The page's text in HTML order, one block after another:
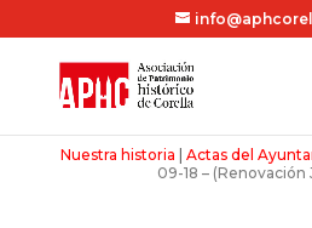
Nuestra historia |Actas del
09-18 –